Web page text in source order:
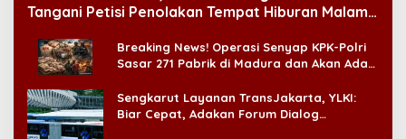
Tangani Petisi Penolakan Tempat Hiburan Malam
Breaking News! Operasi Senyap KPK-Polri
Sasar 271 Pabrik di Madura dan Akan Ada
Sengkarut Layanan TransJakarta, YLKI:
Biar Cepat, Adakan Forum Dialog